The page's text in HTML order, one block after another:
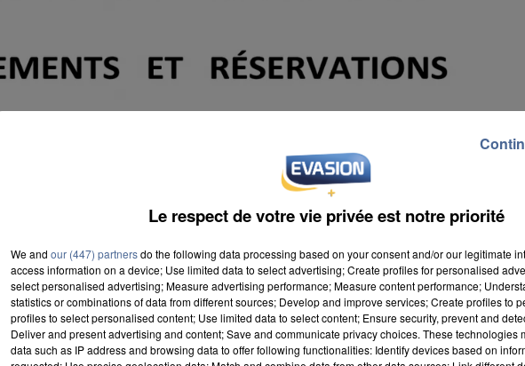
du3 avril 2016 à 9h00
au3 avril 2016 à 19h59
Le respect de votre vie privée est notre priorité
We and our (447) partnersdo the following data processing based on your consent and/or our legitimate
access information on a device; Use limited data to select advertising; Create profiles for personalised
select personalised advertising; Measure advertising performance; Measure content performance;
statistics or combinations of data from different sources; Develop and improve services; Create profiles to
profiles to select personalised content; Use limited data to select content; Ensure security, prevent and
Deliver and present advertising and content; Save and communicate privacy choices. These technologies
data such as IP address and browsing data to offer following functionalities: Identify devices based on